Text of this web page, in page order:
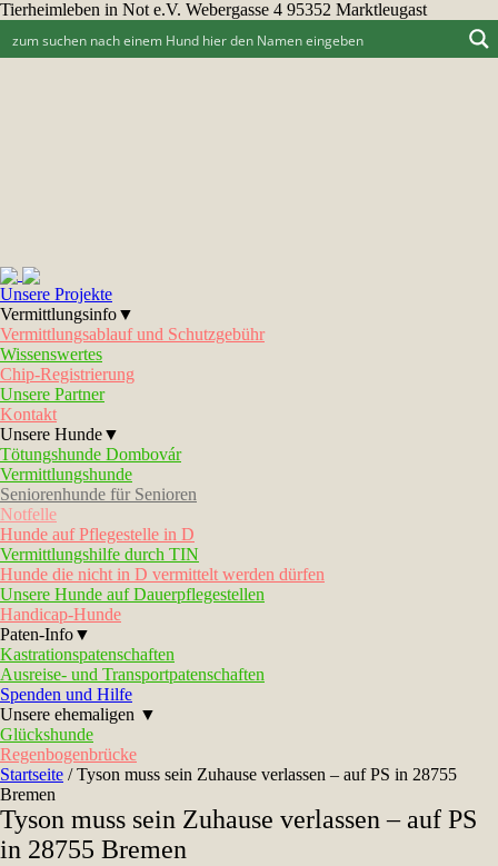
Tierheimleben in Not e.V. Webergasse 4 95352 Marktleugast
Unsere Projekte
Vermittlungsinfo▼
Vermittlungsablauf und Schutzgebühr
Wissenswertes
Chip-Registrierung
Unsere Partner
Kontakt
Unsere Hunde▼
Tötungshunde Dombovár
Vermittlungshunde
Seniorenhunde für Senioren
Notfelle
Hunde auf Pflegestelle in D
Vermittlungshilfe durch TIN
Hunde die nicht in D vermittelt werden dürfen
Unsere Hunde auf Dauerpflegestellen
Handicap-Hunde
Paten-Info▼
Kastrationspatenschaften
Ausreise- und Transportpatenschaften
Spenden und Hilfe
Unsere ehemaligen ▼
Glückshunde
Regenbogenbrücke
Startseite /Tyson muss sein Zuhause verlassen – auf PS in 28755
Bremen
Tyson muss sein Zuhause verlassen – auf PS
in 28755 Bremen